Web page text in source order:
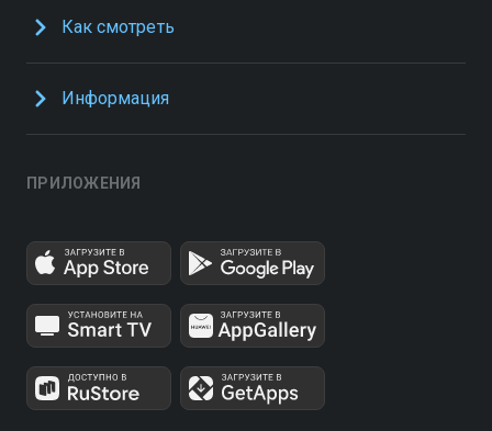
Как смотреть
Информация
ПРИЛОЖЕНИЯ